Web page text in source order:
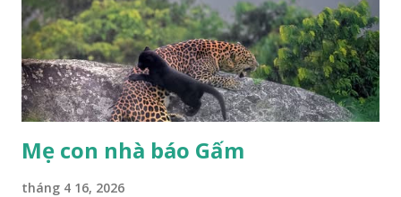
Mẹ con nhà báo Gấm
tháng 4 16, 2026